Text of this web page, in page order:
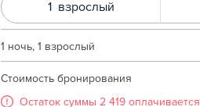
1 взрослый
1 ночь, 1 взрослый
Стоимость бронирования
Остаток суммы 2 419